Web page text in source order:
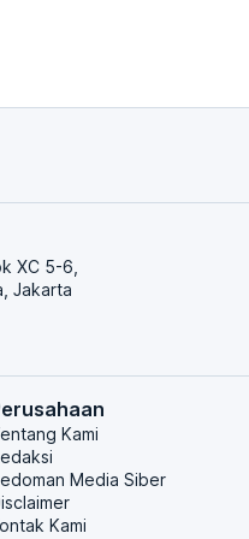
XC 5-6,
Jakarta
Kami
Media Siber
Kami